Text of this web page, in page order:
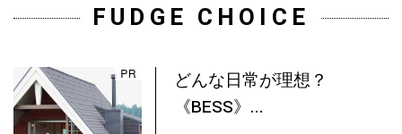
FUDGE CHOICE
どんな日常が理想？
《BESS》...